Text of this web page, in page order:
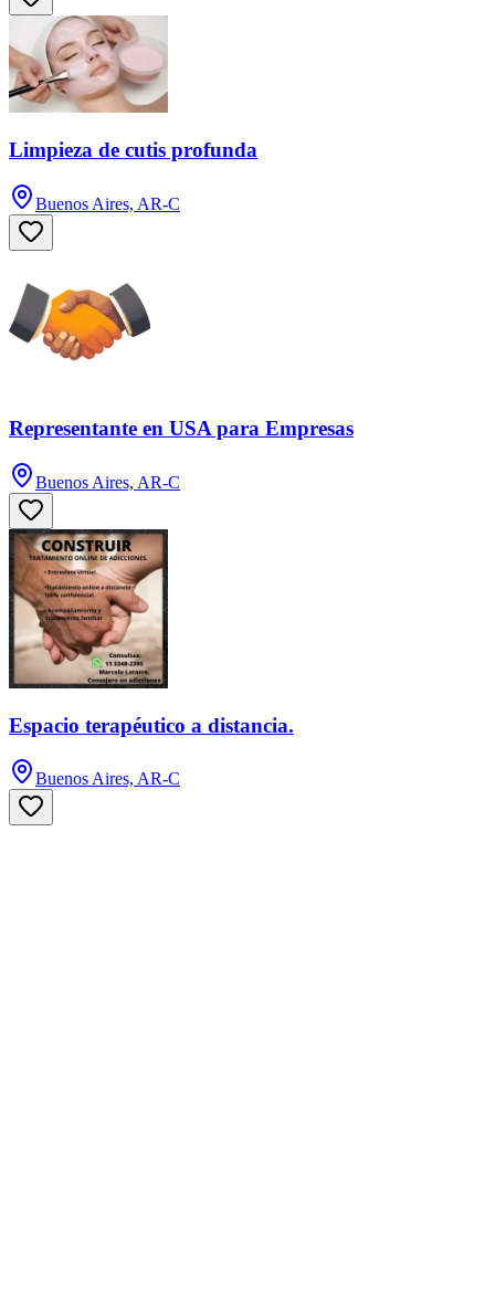
Limpieza de cutis profunda
Buenos Aires, AR-C
Representante en USA para Empresas
Buenos Aires, AR-C
Espacio terapéutico a distancia.
Buenos Aires, AR-C